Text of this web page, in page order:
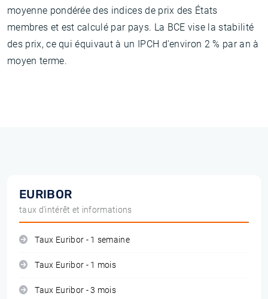
moyenne pondérée des indices de prix des États
membres et est calculé par pays. La BCE vise la stabilité
des prix, ce qui équivaut à un IPCH d'environ 2 % par an à
moyen terme.
EURIBOR
taux d'intérêt et informations
Taux Euribor - 1 semaine
Taux Euribor - 1 mois
Taux Euribor - 3 mois